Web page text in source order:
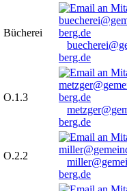
Bücherei
berg.de
O.1.3
berg.de
O.2.2
berg.de